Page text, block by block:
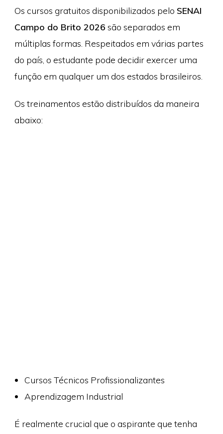
Os cursos gratuitos disponibilizados pelo SENAI
Campo do Brito 2026 são separados em
múltiplas formas. Respeitados em várias partes
do país, o estudante pode decidir exercer uma
função em qualquer um dos estados brasileiros.
Os treinamentos estão distribuídos da maneira
abaixo:
Cursos Técnicos Profissionalizantes
Aprendizagem Industrial
É realmente crucial que o aspirante que tenha